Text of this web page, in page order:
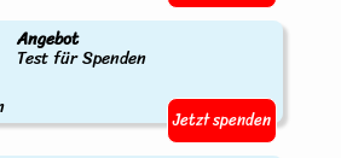
Angebot
Test für Spenden
Jetzt spenden